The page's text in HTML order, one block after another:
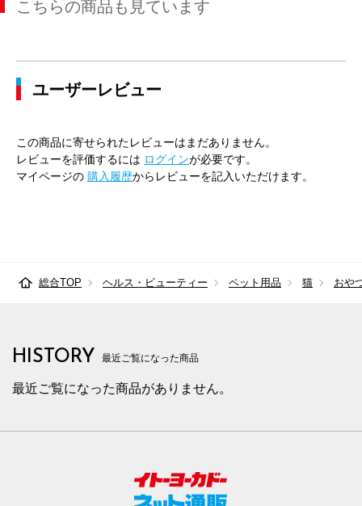
こちらの商品も見ています
ユーザーレビュー
この商品に寄せられたレビューはまだありません。
レビューを評価するには ログインが必要です。
マイページの 購入履歴からレビューを記入いただけます。
総合TOP ヘルス・ビューティー ペット用品 猫 おや
HISTORY 最近ご覧になった商品
最近ご覧になった商品がありません。